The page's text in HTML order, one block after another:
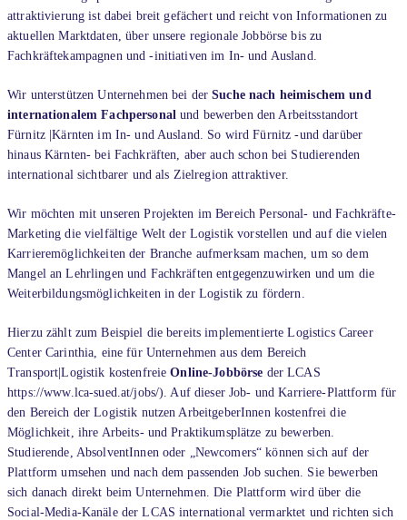
attraktivierung ist dabei breit gefächert und reicht von Informationen zu
aktuellen Marktdaten, über unsere regionale Jobbörse bis zu
Fachkräftekampagnen und -initiativen im In- und Ausland.
Wir unterstützen Unternehmen bei derSuche nach heimischem und
internationalem Fachpersonalund bewerben den Arbeitsstandort
Fürnitz |Kärnten im In- und Ausland. So wird Fürnitz -und darüber
hinaus Kärnten- bei Fachkräften, aber auch schon bei Studierenden
international sichtbarer und als Zielregion attraktiver.
Wir möchten mit unseren Projekten im Bereich Personal- und Fachkräfte-
Marketing die vielfältige Welt der Logistik vorstellen und auf die vielen
Karrieremöglichkeiten der Branche aufmerksam machen, um so dem
Mangel an Lehrlingen und Fachkräften entgegenzuwirken und um die
Weiterbildungsmöglichkeiten in der Logistik zu fördern.
Hierzu zählt zum Beispiel die bereits implementierte Logistics Career
Center Carinthia, eine für Unternehmen aus dem Bereich
Transport|Logistik kostenfreieOnline-Jobbörse der LCAS
https://www.lca-sued.at/jobs/). Auf dieser Job- und Karriere-Plattform für
den Bereich der Logistik nutzen ArbeitgeberInnen kostenfrei die
Möglichkeit, ihre Arbeits- und Praktikumsplätze zu bewerben.
Studierende, AbsolventInnen oder „Newcomers“ können sich auf der
Plattform umsehen und nach dem passenden Job suchen. Sie bewerben
sich danach direkt beim Unternehmen. Die Plattform wird über die
Social-Media-Kanäle der LCAS international vermarktet und richten sich